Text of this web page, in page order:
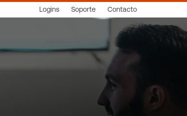
Logins Soporte Contacto